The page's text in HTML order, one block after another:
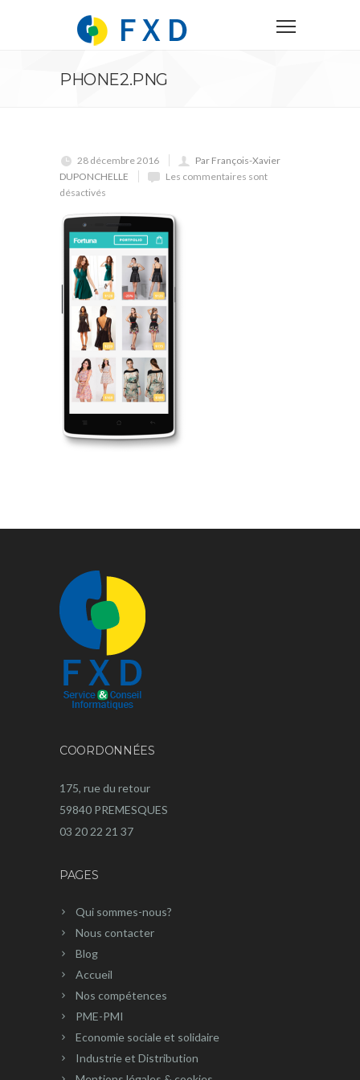
PHONE2.PNG
28 décembre 2016
Par François-Xavier
DUPONCHELLE
Les commentaires sont
désactivés
COORDONNÉES
175, rue du retour
59840 PREMESQUES
03 20 22 21 37
PAGES
Qui sommes-nous?
Nous contacter
Blog
Accueil
Nos compétences
PME-PMI
Economie sociale et solidaire
Industrie et Distribution